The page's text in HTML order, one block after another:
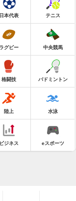
日本代表 テニス
ラグビー 中央競馬
格闘技 バドミントン
陸上 水泳
ビジネス eスポーツ